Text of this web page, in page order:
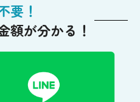
要！
額が分かる！